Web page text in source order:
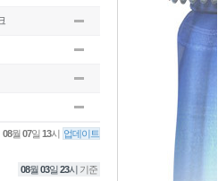
08월07일13시 업데이트
08월 03일 23시 기준